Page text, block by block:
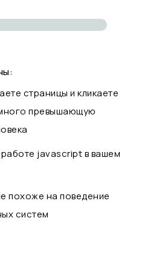
страницы и кликаете
превышающую
javascript в вашем
похоже на поведение
систем